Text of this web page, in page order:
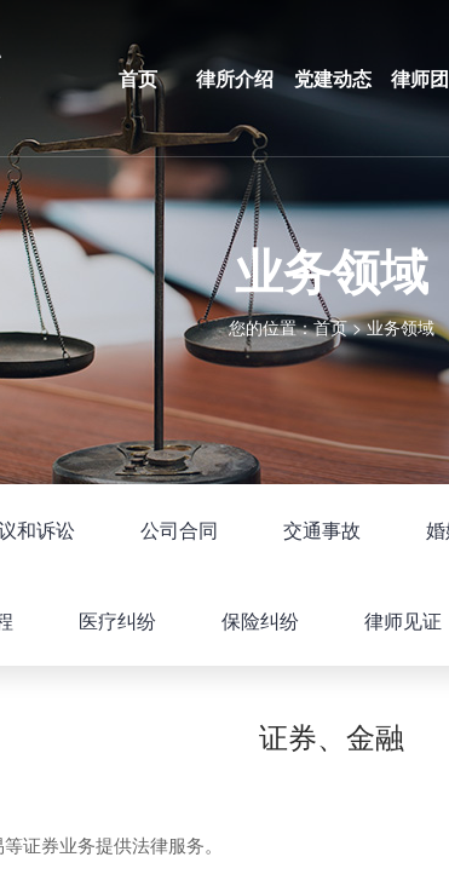
首页 律所介绍 党建动态 律师
业务领域
您的位置：首页>业务领域
和诉讼 公司合同 交通事故
医疗纠纷 保险纠纷 律师见证
证券、金融
券业务提供法律服务。